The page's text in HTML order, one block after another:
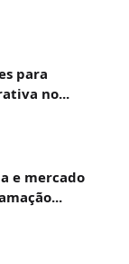
para
no...
e mercado